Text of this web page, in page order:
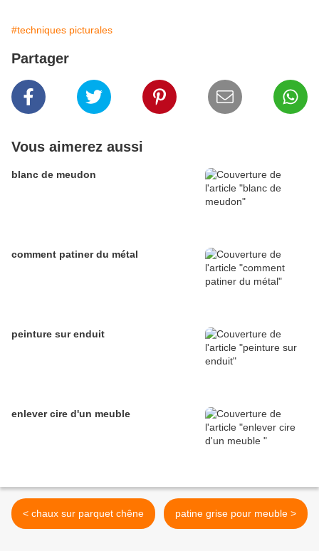
#techniques picturales
Partager
Vous aimerez aussi
blanc de meudon
comment patiner du métal
peinture sur enduit
enlever cire d'un meuble
< chaux sur parquet chêne patine grise pour meuble >